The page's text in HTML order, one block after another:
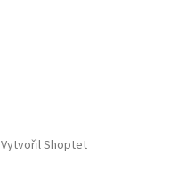
Vytvořil Shoptet